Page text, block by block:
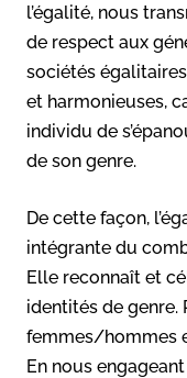
l’égalité, nous
de respect aux
sociétés
et harmonieuses,
individu de
de son genre.
De cette façon,
intégrante du
Elle reconnaît et
identités de genre.
femmes/hommes
En nous